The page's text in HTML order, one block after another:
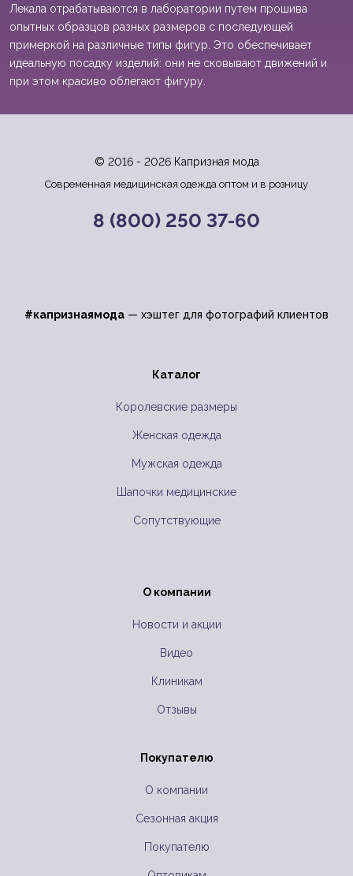
Лекала отрабатываются в лаборатории путем прошива
опытных образцов разных размеров с последующей
примеркой на различные типы фигур. Это обеспечивает
идеальную посадку изделий: они не сковывают движений и
при этом красиво облегают фигуру.
© 2016 - 2026 Капризная мода
Современная медицинская одежда оптом и в розницу
8 (800) 250 37-60
#капризнаямода — хэштег для фотографий клиентов
Каталог
Королевские размеры
Женская одежда
Мужская одежда
Шапочки медицинские
Сопутствующие
О компании
Новости и акции
Видео
Клиникам
Отзывы
Покупателю
О компании
Сезонная акция
Покупателю